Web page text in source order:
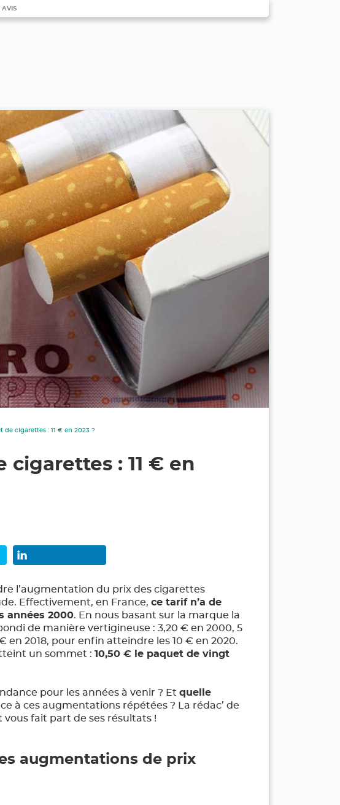
AVIS
de cigarettes : 11 € en 2023 ?
cigarettes : 11 € en
l’augmentation du prix des cigarettes
Effectivement, en France, ce tarif n’a de
années 2000. En nous basant sur la marque la
de manière vertigineuse : 3,20 € en 2000, 5
en 2018, pour enfin atteindre les 10 € en 2020.
un sommet : 10,50 € le paquet de vingt
pour les années à venir ? Et quelle
à ces augmentations répétées ? La rédac’ de
fait part de ses résultats !
augmentations de prix